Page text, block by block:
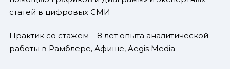
статей в цифровых СМИ
Практик со стажем – 8 лет опыта аналитической
работы в Рамблере, Афише, Aegis Media